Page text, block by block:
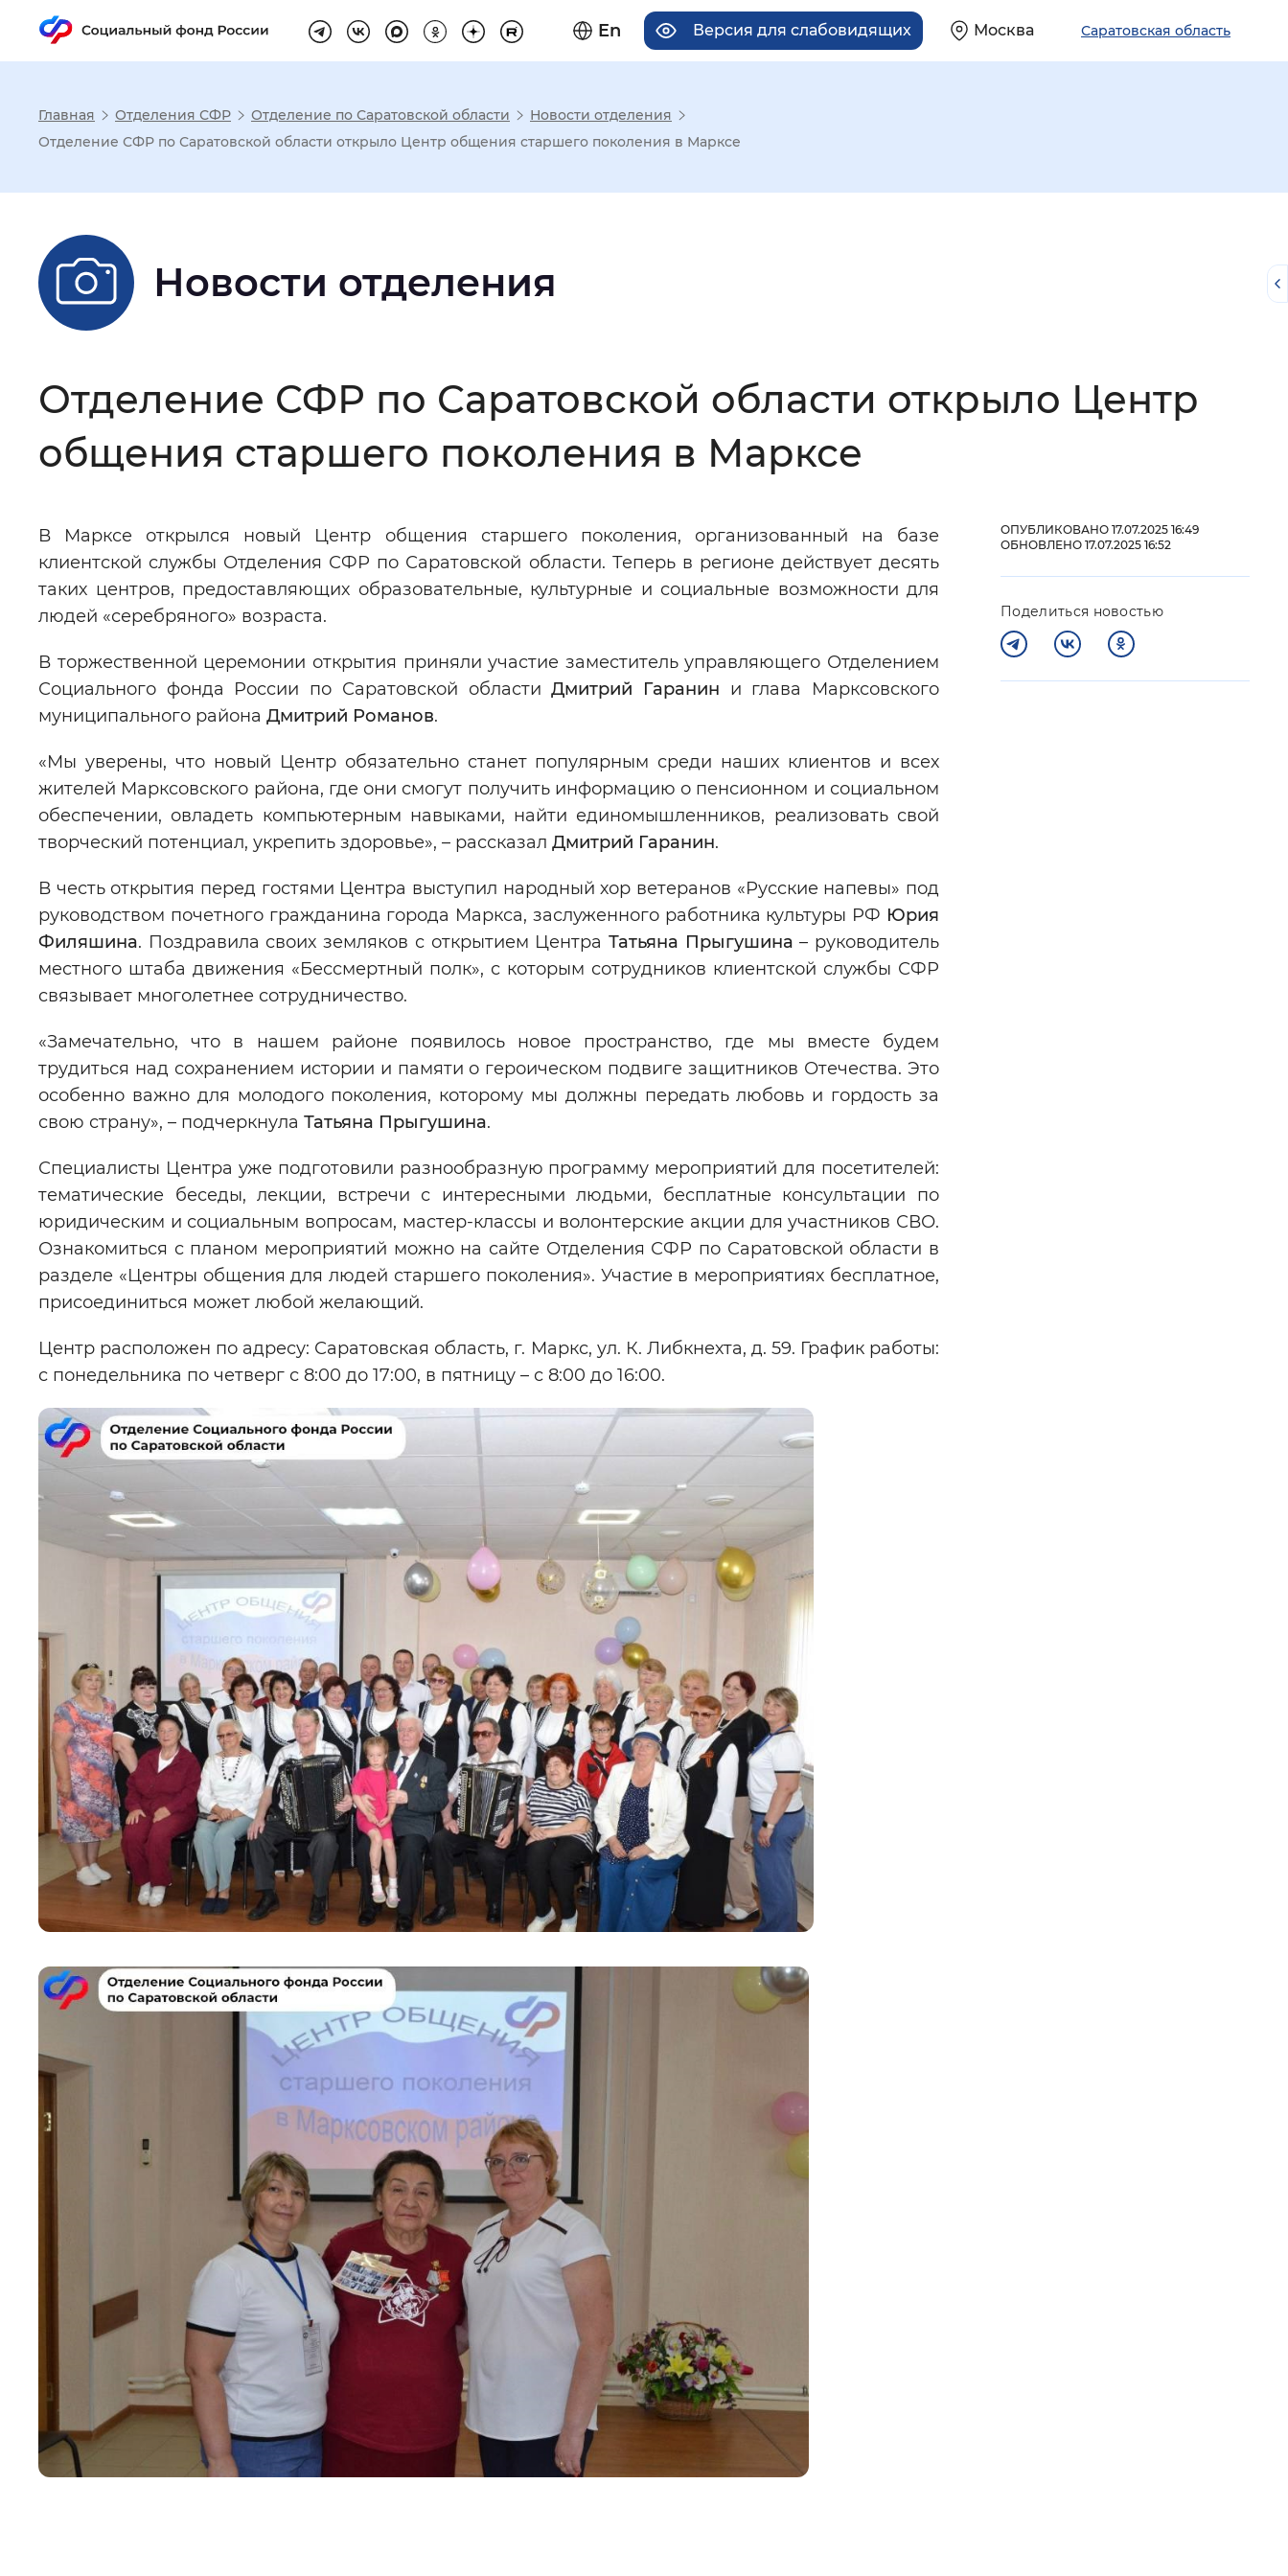
En Версия для слабовидящих Москва Саратовская область
Настройка режима отображения
Шрифт: Без засечек С засечками
Интервал между буквами Увеличенный
Цвет сайта Монохромный Инверсивный монохромный Синий фон
Изображения: Включены Выключены
Звуковой ассистент:
Вернуть стандартные настройки
Главная Отделения СФР Отделение по Саратовской области
Новости отделения
Отделение СФР по Саратовской области открыло Центр общения старшего поколения в Марксе
Новости отделения
Отделение СФР по Саратовской области открыло Центр
общения старшего поколения в Марксе
В Марксе открылся новый Центр общения старшего поколения, организованный на базе
клиентской службы Отделения СФР по Саратовской области. Теперь в регионе действует десять
таких центров, предоставляющих образовательные, культурные и социальные возможности для
людей «серебряного» возраста.
В торжественной церемонии открытия приняли участие заместитель управляющего Отделением
Социального фонда России по Саратовской областиДмитрий Гаранин и глава Марксовского
муниципального района Дмитрий Романов.
«Мы уверены, что новый Центр обязательно станет популярным среди наших клиентов и всех
жителей Марксовского района, где они смогут получить информацию о пенсионном и социальном
обеспечении, овладеть компьютерным навыками, найти единомышленников, реализовать свой
творческий потенциал, укрепить здоровье», – рассказал Дмитрий Гаранин.
В честь открытия перед гостями Центра выступил народный хор ветеранов «Русские напевы» под
руководством почетного гражданина города Маркса, заслуженного работника культуры РФ Юрия
Филяшина. Поздравила своих земляков с открытием Центра Татьяна Прыгушина – руководитель
местного штаба движения «Бессмертный полк», с которым сотрудников клиентской службы СФР
связывает многолетнее сотрудничество.
«Замечательно, что в нашем районе появилось новое пространство, где мы вместе будем
трудиться над сохранением истории и памяти о героическом подвиге защитников Отечества. Это
особенно важно для молодого поколения, которому мы должны передать любовь и гордость за
свою страну», – подчеркнула Татьяна Прыгушина.
Специалисты Центра уже подготовили разнообразную программу мероприятий для посетителей:
тематические беседы, лекции, встречи с интересными людьми, бесплатные консультации по
юридическим и социальным вопросам, мастер-классы и волонтерские акции для участников СВО.
Ознакомиться с планом мероприятий можно на сайте Отделения СФР по Саратовской области в
разделе «Центры общения для людей старшего поколения». Участие в мероприятиях бесплатное,
присоединиться может любой желающий.
Центр расположен по адресу: Саратовская область, г. Маркс, ул. К. Либкнехта, д. 59. График работы:
с понедельника по четверг с 8:00 до 17:00, в пятницу – с 8:00 до 16:00.
ОПУБЛИКОВАНО 17.07.2025 16:49
ОБНОВЛЕНО 17.07.2025 16:52
Поделиться новостью